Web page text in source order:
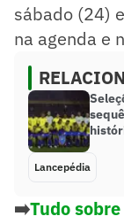
sábado (24)
na agenda e
Lancepédia
➡️Tudo